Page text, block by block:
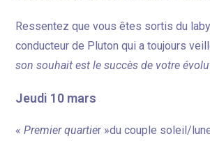
Ressentez que vous êtes sortis du
conducteur de Pluton qui a toujours
son souhait est le succès de votre
Jeudi 10 mars
«Premier quartier »du couple soleil/